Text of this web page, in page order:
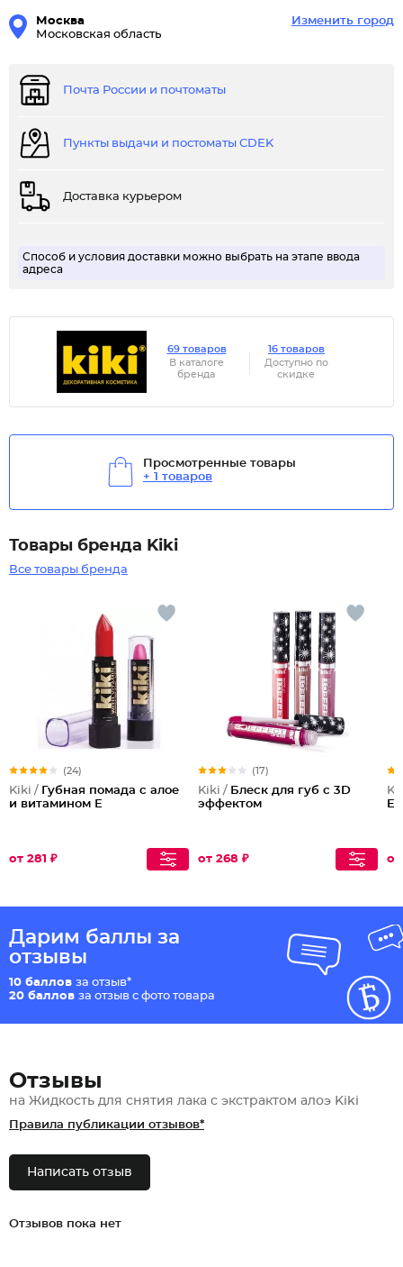
Москва
Московская область
Изменить город
Почта России и почтоматы
Пункты выдачи и постоматы CDEK
Доставка курьером
Способ и условия доставки можно выбрать на этапе ввода
адреса
69 товаров
В каталоге
бренда
16 товаров
Доступно по
скидке
Просмотренные товары
+ 1 товаров
Товары бренда Kiki
Все товары бренда
(24)
Kiki / Губная помада с алое
и витамином Е
от 281 ₽
(17)
Kiki / Блеск для губ с 3D
эффектом
от 268 ₽ от
Дарим баллы за
отзывы
10 баллов за отзыв*
20 баллов за отзыв с фото товара
Отзывы
на Жидкость для снятия лака с экстрактом алоэ Kiki
Правила публикации отзывов*
Написать отзыв
Отзывов пока нет